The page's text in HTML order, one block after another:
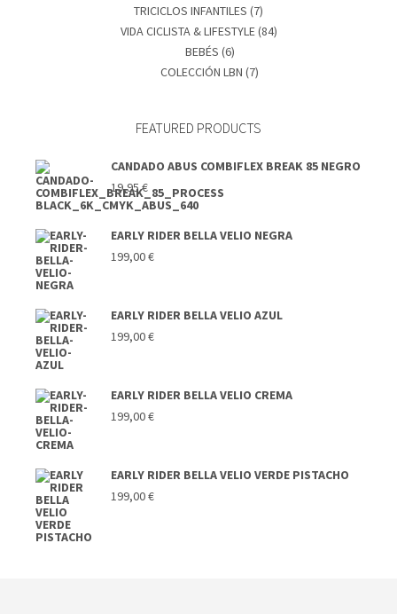
TRICICLOS INFANTILES (7)
VIDA CICLISTA & LIFESTYLE(84)
BEBÉS (6)
COLECCIÓN LBN (7)
FEATURED PRODUCTS
CANDADO ABUS COMBIFLEX BREAK 85 NEGRO
19,95€
EARLY RIDER BELLA VELIO NEGRA
199,00€
EARLY RIDER BELLA VELIO AZUL
199,00€
EARLY RIDER BELLA VELIO CREMA
199,00€
EARLY RIDER BELLA VELIO VERDE PISTACHO
199,00€